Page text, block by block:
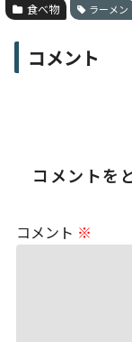
食べ物 ラーメン
コメント
コメントを
コメント ※